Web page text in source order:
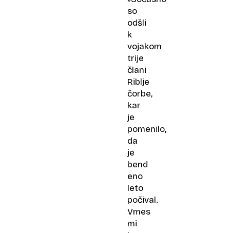
so
odšli
k
vojakom
trije
člani
Riblje
čorbe,
kar
je
pomenilo,
da
je
bend
eno
leto
počival.
Vmes
mi